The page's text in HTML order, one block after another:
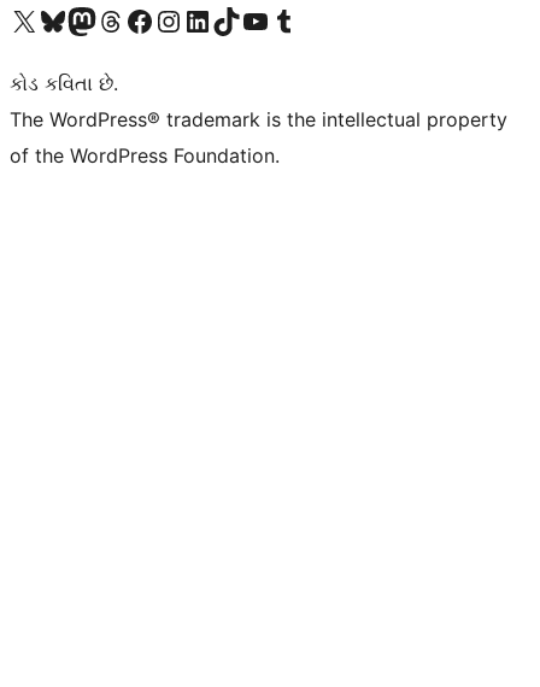
અમારા X (અગાઉ ટ્વિટર) એકાઉન્ટની મુલાકાત લોઅમારા Bluesky એકાઉન્ટની મુલાકાત લોઅમારા માસ્ટોડોન એકાઉન્ટની મુલાકાત લોઅમારા Threads એકાઉન્ટની મુલાકાત લો અમારા ફેસબુક પેજની મુલાકાત લોઅમારા ઇન્સ્ટાગ્રામ એકાઉન્ટની મુલાકાત લો અમારા LinkedIn એકાઉન્ટની મુલાકાત લોઅમારા TikTok એકાઉન્ટની મુલાકાત લોઅમારી YouTube ચેનલની મુલાકાત લો અમારા Tumblr એકાઉન્ટની મુલાકાત લો
કોડ કવિતા છે.
The WordPress® trademark is the intellectual property
of the WordPress Foundation.